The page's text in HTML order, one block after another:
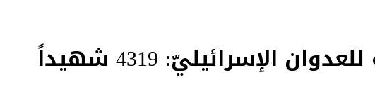
الإسرائيليّ: 4319 شهيداً